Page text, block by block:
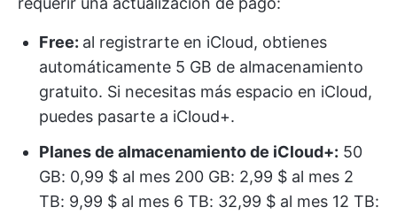
Free: al registrarte en iCloud, obtienes
automáticamente 5 GB de almacenamiento
gratuito. Si necesitas más espacio en iCloud,
puedes pasarte a iCloud+.
Planes de almacenamiento de iCloud+: 50
GB: 0,99 $ al mes 200 GB: 2,99 $ al mes 2
TB: 9,99 $ al mes 6 TB: 32,99 $ al mes 12 TB: